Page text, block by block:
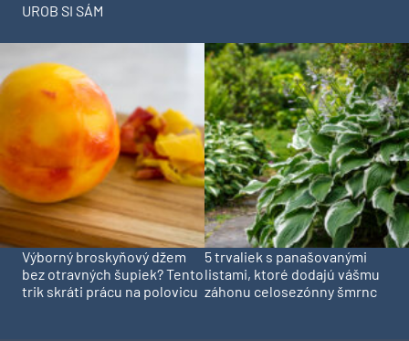
UROB SI SÁM
Výborný broskyňový džem
bez otravných šupiek? Tento
trik skráti prácu na polovicu
5 trvaliek s panašovanými
listami, ktoré dodajú vášmu
záhonu celosezónny šmrnc